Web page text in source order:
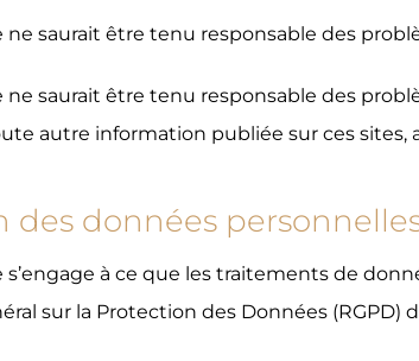
ne saurait être tenu responsable des
ne saurait être tenu responsable des
autre information publiée sur ces
des données
s’engage à ce que les traitements de
sur la Protection des Données (RGPD)